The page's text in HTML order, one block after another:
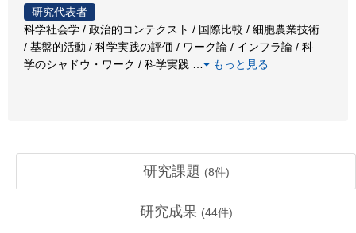
研究代表者
科学社会学 / 政治的コンテクスト / 国際比較 / 細胞農業技術
/ 基盤的活動 / 科学実践の評価 / ワーク論 / インフラ論 / 科
学のシャドウ・ワーク / 科学実践
もっと見る
研究課題 (8件)
研究成果 (44件)